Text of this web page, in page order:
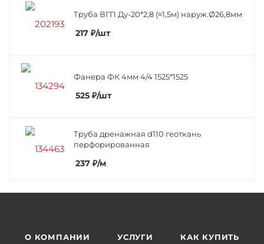
Труба ВГП Ду-20*2,8 (≈1,5м) наруж.Ø26,8мм
217 ₽/шт
Фанера ФК 4мм 4/4 1525*1525
525 ₽/шт
Труба дренажная d110 геоткань
перфорированная
237 ₽/м
О КОМПАНИИ УСЛУГИ КАК КУПИТЬ